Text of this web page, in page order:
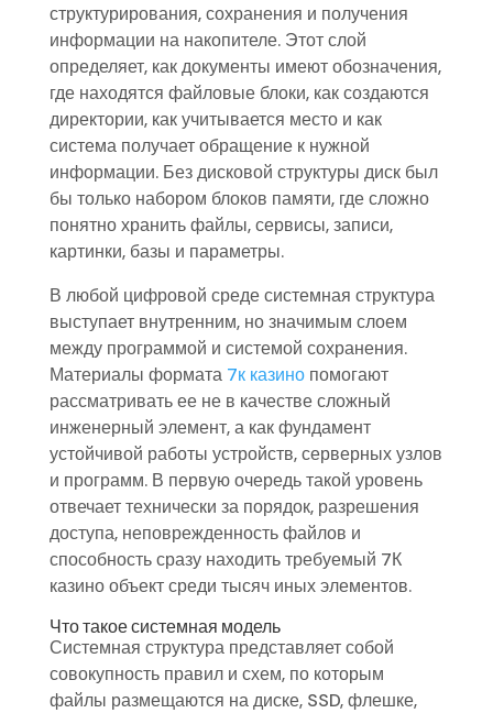
структурирования, сохранения и получения
информации на накопителе. Этот слой
определяет, как документы имеют обозначения,
где находятся файловые блоки, как создаются
директории, как учитывается место и как
система получает обращение к нужной
информации. Без дисковой структуры диск был
бы только набором блоков памяти, где сложно
понятно хранить файлы, сервисы, записи,
картинки, базы и параметры.
В любой цифровой среде системная структура
выступает внутренним, но значимым слоем
между программой и системой сохранения.
Материалы формата 7к казинопомогают
рассматривать ее не в качестве сложный
инженерный элемент, а как фундамент
устойчивой работы устройств, серверных узлов
и программ. В первую очередь такой уровень
отвечает технически за порядок, разрешения
доступа, неповрежденность файлов и
способность сразу находить требуемый 7К
казино объект среди тысяч иных элементов.
Что такое системная модель
Системная структура представляет собой
совокупность правил и схем, по которым
файлы размещаются на диске, SSD, флешке,